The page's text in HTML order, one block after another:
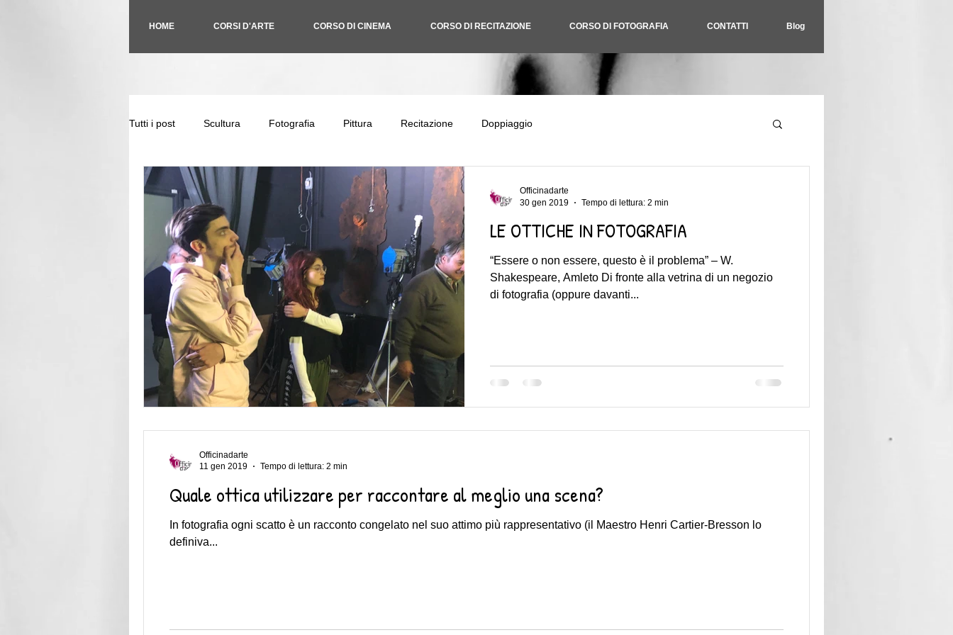
HOME CORSI D'ARTE CORSO DI CINEMA CORSO DI RECITAZIONE CORSO DI FOTOGRAFIA CONTATTI Blog
Tutti i post Scultura Fotografia Pittura Recitazione Doppiaggio
LE OTTICHE IN FOTOGRAFIA
“Essere o non essere, questo è il problema” – W.
Shakespeare, Amleto Di fronte alla vetrina di un negozio
di fotografia (oppure davanti...
Officinadarte
30 gen 2019
Tempo di lettura: 2 min
Quale ottica utilizzare per raccontare al meglio una scena?
In fotografia ogni scatto è un racconto congelato nel suo attimo più rappresentativo (il Maestro Henri Cartier-Bresson lo
definiva...
Officinadarte
11 gen 2019
Tempo di lettura: 2 min